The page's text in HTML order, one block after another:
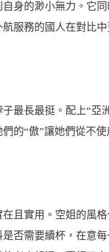
身的渺小無力。它
服務的國人在對比
最長最挺。配上“亞
的“傲”讓她們從不
且實用。空姐的風
否需要續杯，在意